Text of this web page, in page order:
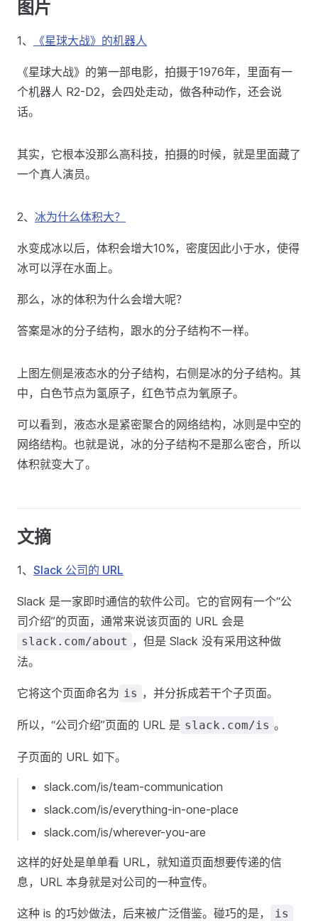
图片
1、 《星球大战》的机器人
《星球大战》的第一部电影，拍摄于1976年，里面有一
个机器人 R2-D2，会四处走动，做各种动作，还会说
话。
其实，它根本没那么高科技，拍摄的时候，就是里面藏了
一个真人演员。
2、 冰为什么体积大？
水变成冰以后，体积会增大10%，密度因此小于水，使得
冰可以浮在水面上。
那么，冰的体积为什么会增大呢？
答案是冰的分子结构，跟水的分子结构不一样。
上图左侧是液态水的分子结构，右侧是冰的分子结构。其
中，白色节点为氢原子，红色节点为氧原子。
可以看到，液态水是紧密聚合的网络结构，冰则是中空的
网络结构。也就是说，冰的分子结构不是那么密合，所以
体积就变大了。
文摘
1、 Slack 公司的 URL
Slack 是一家即时通信的软件公司。它的官网有一个“公
司介绍”的页面，通常来说该页面的 URL 会是
slack.com/about ，但是 Slack 没有采用这种做
法。
它将这个页面命名为 is ，并分拆成若干个子页面。
所以，“公司介绍”页面的 URL 是 slack.com/is 。
子页面的 URL 如下。
slack.com/is/team-communication
slack.com/is/everything-in-one-place
slack.com/is/wherever-you-are
这样的好处是单单看 URL，就知道页面想要传递的信
息，URL 本身就是对公司的一种宣传。
这种 is 的巧妙做法，后来被广泛借鉴。碰巧的是， is